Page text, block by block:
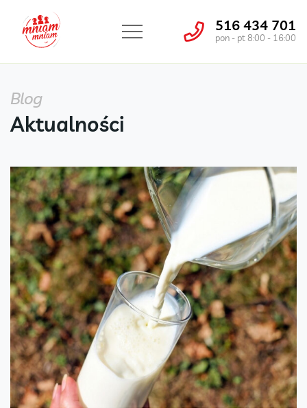
516 434 701
pon - pt 8:00 - 16:00
Blog
Aktualności